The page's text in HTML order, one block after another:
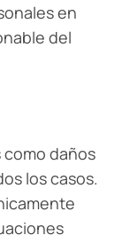
en
del
daños
los casos.